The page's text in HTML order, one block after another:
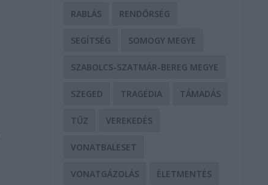
RABLÁS RENDŐRSÉG
SEGÍTSÉG SOMOGY MEGYE
SZABOLCS-SZATMÁR-BEREG MEGYE
SZEGED TRAGÉDIA TÁMADÁS
TŰZ VEREKEDÉS
VONATBALESET
VONATGÁZOLÁS ÉLETMENTÉS